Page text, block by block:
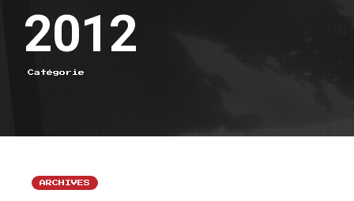
2012
Catégorie
ARCHIVES